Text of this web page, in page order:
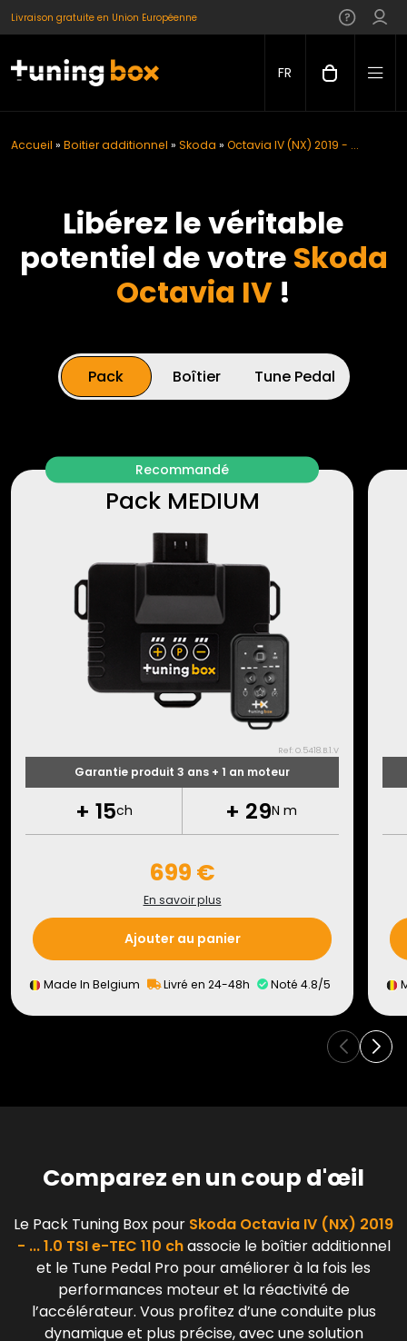
Livraison gratuite en Union Européenne
FR
Accueil » Boitier additionnel » Skoda » Octavia IV (NX) 2019 - ...
Libérez le véritable
potentiel de votre Skoda
Octavia IV !
Pack Boîtier Tune Pedal
Recommandé
Pack MEDIUM
Ref: O.5418.B.1.V
Garantie produit 3 ans + 1 an moteur
+ 15ch + 29N m
699 €
En savoir plus
Ajouter au panier
Made In Belgium Livré en 24-48h Noté 4.8/5
Comparez en un coup d'œil
Le Pack Tuning Box pour Skoda Octavia IV (NX) 2019
- ... 1.0 TSI e-TEC 110 chassocie le boîtier additionnel
et le Tune Pedal Pro pour améliorer à la fois les
performances moteur et la réactivité de
l’accélérateur. Vous profitez d’une conduite plus
dynamique et plus précise, avec une solution